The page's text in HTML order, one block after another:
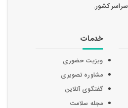
سراسر کشور.
خدمات
ویزیت حضوری
مشاوره تصویری
گفتگوی آنلاین
مجله سلامت